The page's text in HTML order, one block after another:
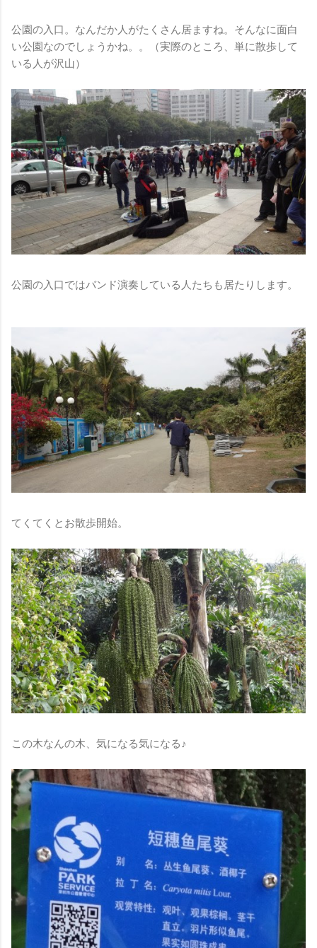
公園の入口。なんだか人がたくさん居ますね。そんなに面白
い公園なのでしょうかね。。（実際のところ、単に散歩して
いる人が沢山）
公園の入口ではバンド演奏している人たちも居たりします。
てくてくとお散歩開始。
この木なんの木、気になる気になる♪